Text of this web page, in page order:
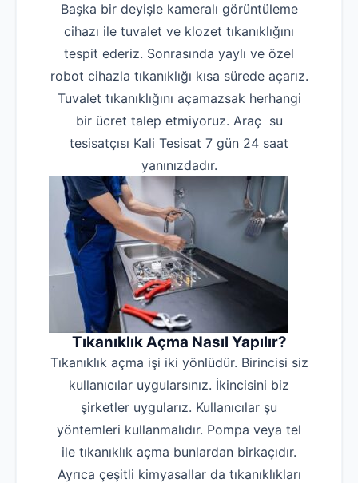
Başka bir deyişle kameralı görüntüleme
cihazı ile tuvalet ve klozet tıkanıklığını
tespit ederiz. Sonrasında yaylı ve özel
robot cihazla tıkanıklığı kısa sürede açarız.
Tuvalet tıkanıklığını açamazsak herhangi
bir ücret talep etmiyoruz. Araç su
tesisatçısı Kali Tesisat 7 gün 24 saat
yanınızdadır.
Tıkanıklık Açma Nasıl Yapılır?
Tıkanıklık açma işi iki yönlüdür. Birincisi siz
kullanıcılar uygularsınız. İkincisini biz
şirketler uygularız. Kullanıcılar şu
yöntemleri kullanmalıdır. Pompa veya tel
ile tıkanıklık açma bunlardan birkaçıdır.
Ayrıca çeşitli kimyasallar da tıkanıklıkları